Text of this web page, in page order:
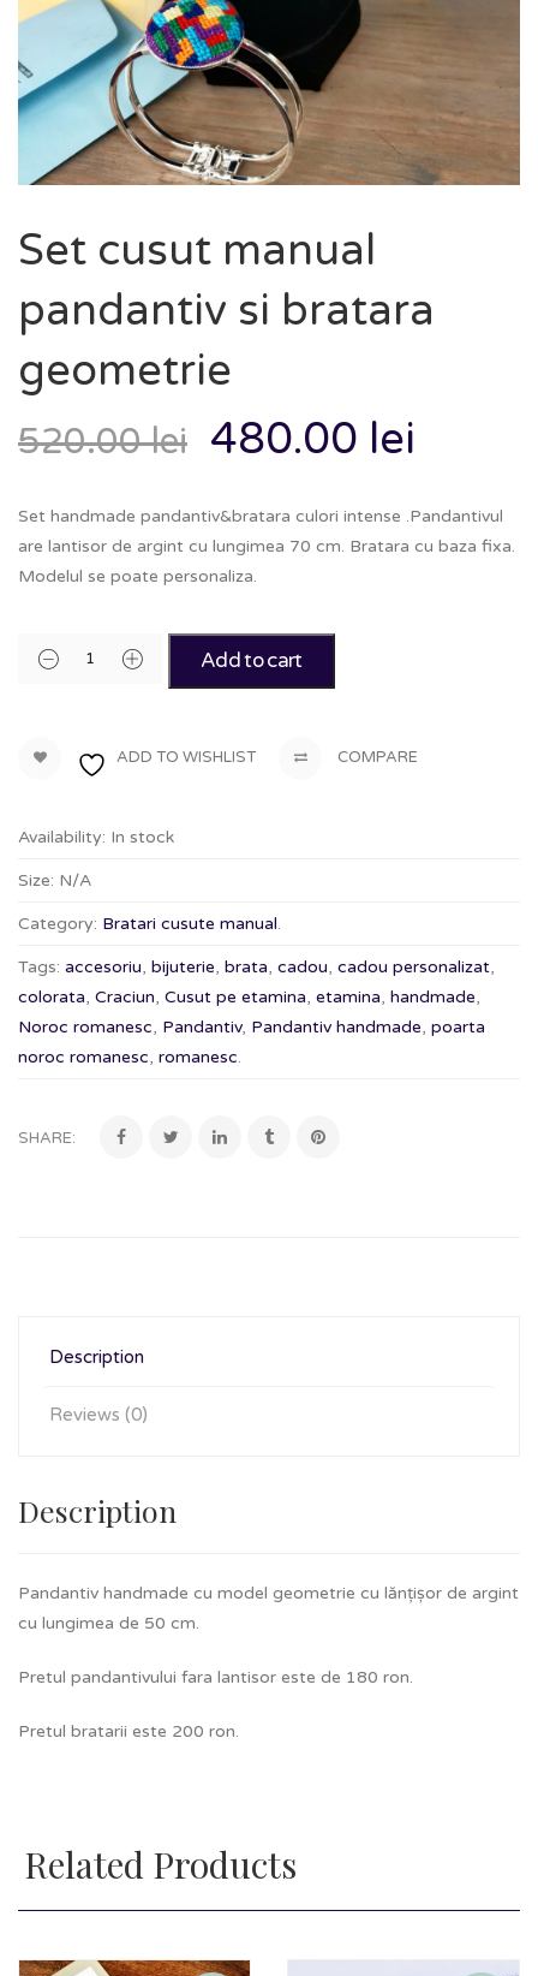
Set cusut manual
pandantiv si bratara
geometrie
520.00lei 480.00 lei
Set handmade pandantiv&bratara culori intense .Pandantivul
are lantisor de argint cu lungimea 70 cm. Bratara cu baza fixa.
Modelul se poate personaliza.
Add to cart
ADD TO WISHLIST COMPARE
Availability: In stock
Size: N/A
Category: Bratari cusute manual.
Tags: accesoriu, bijuterie, brata, cadou, cadou personalizat,
colorata, Craciun, Cusut pe etamina, etamina, handmade,
Noroc romanesc, Pandantiv, Pandantiv handmade, poarta
noroc romanesc, romanesc.
SHARE:
Description
Reviews (0)
Description
Pandantiv handmade cu model geometrie cu lănțișor de argint
cu lungimea de 50 cm.
Pretul pandantivului fara lantisor este de 180 ron.
Pretul bratarii este 200 ron.
Related Products